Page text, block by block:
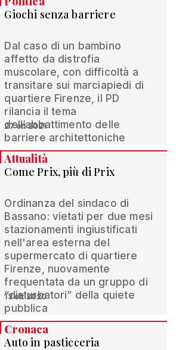
Giochi senza barriere
Dal caso di un bambino
affetto da distrofia
muscolare, con difficoltà a
transitare sui marciapiedi di
quartiere Firenze, il PD
rilancia il tema
dell’abbattimento delle
barriere architettoniche
27 ott 2021
Attualità
Come Prix, più di Prix
Ordinanza del sindaco di
Bassano: vietati per due mesi
stazionamenti ingiustificati
nell'area esterna del
supermercato di quartiere
Firenze, nuovamente
frequentata da un gruppo di
“disturbatori” della quiete
pubblica
13 ott 2020
Cronaca
Auto in pasticceria